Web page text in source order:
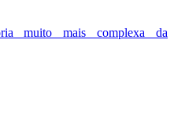
muito mais complexa da